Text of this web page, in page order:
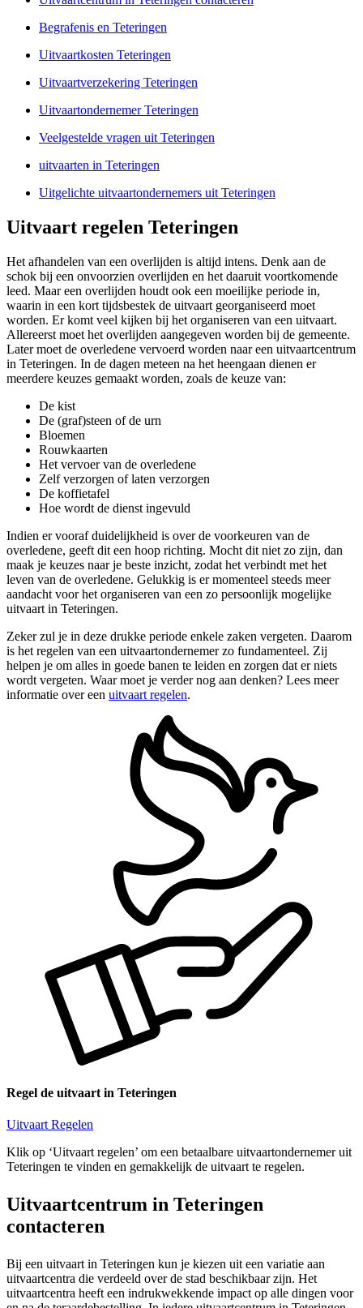
Begrafenis en Teteringen
Uitvaartkosten Teteringen
Uitvaartverzekering Teteringen
Uitvaartondernemer Teteringen
Veelgestelde vragen uit Teteringen
uitvaarten in Teteringen
Uitgelichte uitvaartondernemers uit Teteringen
Uitvaart regelen Teteringen
Het afhandelen van een overlijden is altijd intens. Denk aan de
schok bij een onvoorzien overlijden en het daaruit voortkomende
leed. Maar een overlijden houdt ook een moeilijke periode in,
waarin in een kort tijdsbestek de uitvaart georganiseerd moet
worden. Er komt veel kijken bij het organiseren van een uitvaart.
Allereerst moet het overlijden aangegeven worden bij de gemeente.
Later moet de overledene vervoerd worden naar een uitvaartcentrum
in Teteringen. In de dagen meteen na het heengaan dienen er
meerdere keuzes gemaakt worden, zoals de keuze van:
De kist
De (graf)steen of de urn
Bloemen
Rouwkaarten
Het vervoer van de overledene
Zelf verzorgen of laten verzorgen
De koffietafel
Hoe wordt de dienst ingevuld
Indien er vooraf duidelijkheid is over de voorkeuren van de
overledene, geeft dit een hoop richting. Mocht dit niet zo zijn, dan
maak je keuzes naar je beste inzicht, zodat het verbindt met het
leven van de overledene. Gelukkig is er momenteel steeds meer
aandacht voor het organiseren van een zo persoonlijk mogelijke
uitvaart in Teteringen.
Zeker zul je in deze drukke periode enkele zaken vergeten. Daarom
is het regelen van een uitvaartondernemer zo fundamenteel. Zij
helpen je om alles in goede banen te leiden en zorgen dat er niets
wordt vergeten. Waar moet je verder nog aan denken? Lees meer
informatie over een uitvaart regelen.
Regel de uitvaart in Teteringen
Uitvaart Regelen
Klik op ‘Uitvaart regelen’ om een betaalbare uitvaartondernemer uit
Teteringen te vinden en gemakkelijk de uitvaart te regelen.
Uitvaartcentrum in Teteringen
contacteren
Bij een uitvaart in Teteringen kun je kiezen uit een variatie aan
uitvaartcentra die verdeeld over de stad beschikbaar zijn. Het
uitvaartcentra heeft een indrukwekkende impact op alle dingen voor